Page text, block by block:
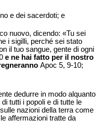
e dei sacerdoti; e
nuovo, dicendo: «Tu sei
i sigilli, perché sei stato
il tuo sangue, gente di ogni
e ne hai fatto per il nostro
Apoc 5, 9-10;
dedurre in modo alquanto
tutti i popoli e di tutte le
nazioni della terra come
affermazioni tratte da